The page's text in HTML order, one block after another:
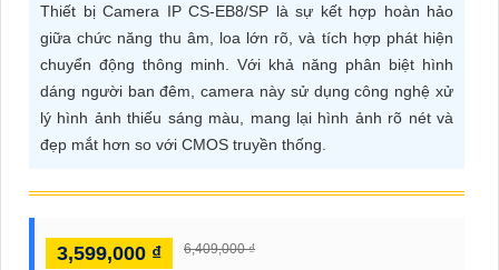
DỊCH
VỤ
Thiết bị Camera IP CS-EB8/SP là sự kết hợp hoàn hảo
giữa chức năng thu âm, loa lớn rõ, và tích hợp phát hiện
chuyển động thông minh. Với khả năng phân biệt hình
dáng người ban đêm, camera này sử dụng công nghệ xử
lý hình ảnh thiếu sáng màu, mang lại hình ảnh rõ nét và
đẹp mắt hơn so với CMOS truyền thống.
3,599,000 ₫ 6,409,000 ₫